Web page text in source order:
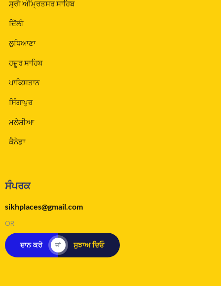
ਸ੍ਰੀ ਅੰਮ੍ਰਿਤਸਰ ਸਾਹਿਬ
ਦਿੱਲੀ
ਲੁਧਿਆਣਾ
ਹਜ਼ੂਰ ਸਾਹਿਬ
ਪਾਕਿਸਤਾਨ
ਸਿੰਗਾਪੁਰ
ਮਲੇਸ਼ੀਆ
ਕੈਨੇਡਾ
ਸੰਪਰਕ
sikhplaces@gmail.com
OR
ਦਾਨ ਕਰੋ ਜਾਂ ਸੁਝਾਅ ਦਿਓ